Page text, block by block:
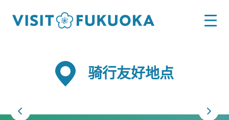
骑行友好地点